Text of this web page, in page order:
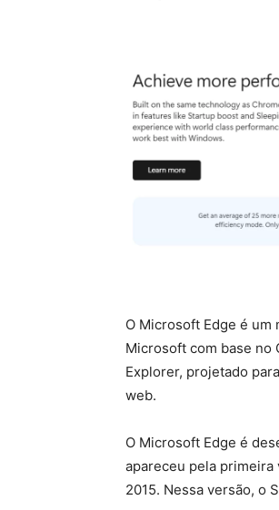
O Microsoft Edge é
Microsoft com base no
Explorer, projetado
web.
O Microsoft Edge é
apareceu pela primeira
2015. Nessa versão, o